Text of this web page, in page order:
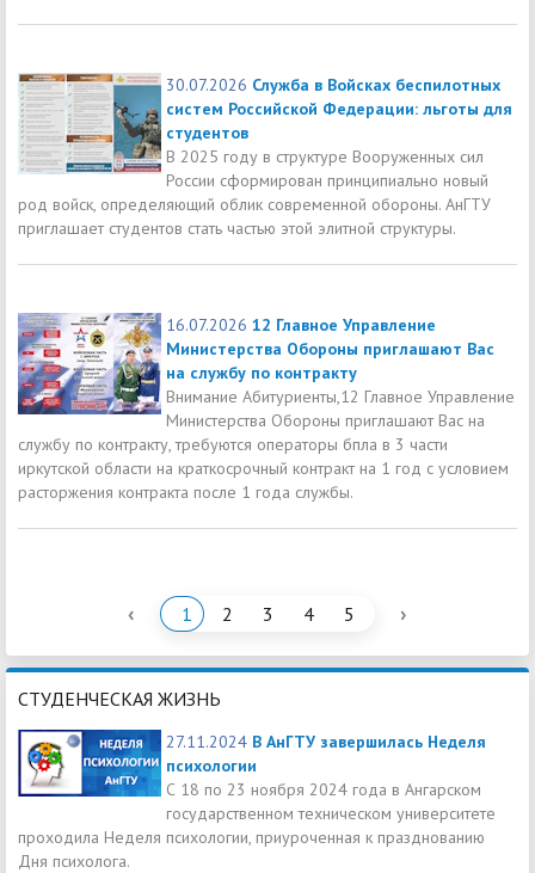
30.07.2026 Служба в Войсках беспилотных
систем Российской Федерации: льготы для
студентов
В 2025 году в структуре Вооруженных сил
России сформирован принципиально новый
род войск, определяющий облик современной обороны. АнГТУ
приглашает студентов стать частью этой элитной структуры.
16.07.2026 12 Главное Управление
Министерства Обороны приглашают Вас
на службу по контракту
Внимание Абитуриенты,12 Главное Управление
Министерства Обороны приглашают Вас на
службу по контракту, требуются операторы бпла в 3 части
иркутской области на краткосрочный контракт на 1 год с условием
расторжения контракта после 1 года службы.
‹ 1 2 3 4 5 ›
СТУДЕНЧЕСКАЯ ЖИЗНЬ
27.11.2024 В АнГТУ завершилась Неделя
психологии
С 18 по 23 ноября 2024 года в Ангарском
государственном техническом университете
проходила Неделя психологии, приуроченная к празднованию
Дня психолога.